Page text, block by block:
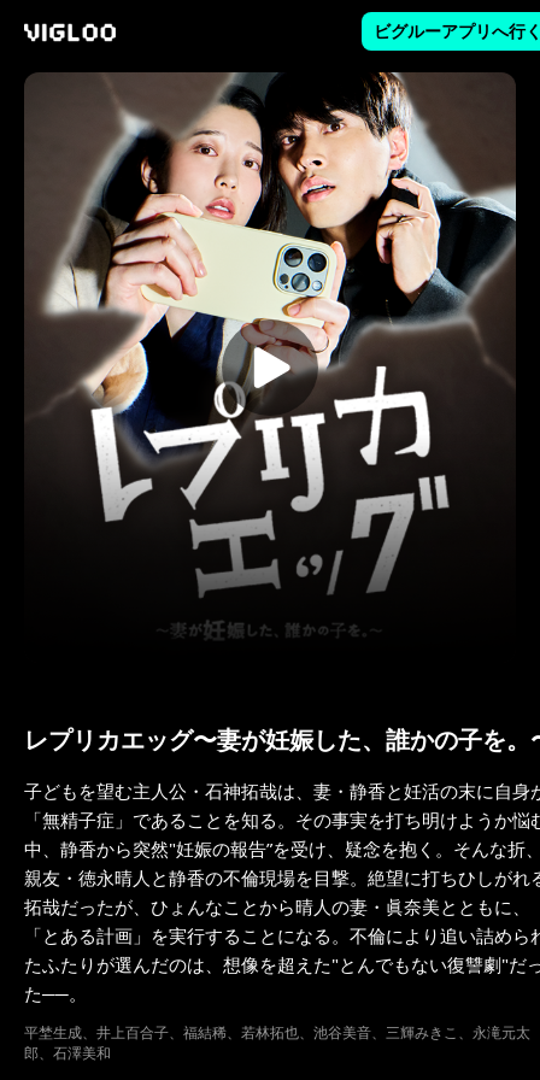
ビグルーアプリへ行
レプリカエッグ〜妻が妊娠した、誰かの子を。
子どもを望む主人公・石神拓哉は、妻・静香と妊活の末に自身
「無精子症」であることを知る。その事実を打ち明けようか悩
中、静香から突然"妊娠の報告”を受け、疑念を抱く。そんな折
親友・徳永晴人と静香の不倫現場を目撃。絶望に打ちひしがれ
拓哉だったが、ひょんなことから晴人の妻・眞奈美とともに、
「とある計画」を実行することになる。不倫により追い詰めら
たふたりが選んだのは、想像を超えた"とんでもない復讐劇"だ
た──。
平埜生成、井上百合子、福結稀、若林拓也、池谷美音、三輝みきこ、永滝元太
郎、石澤美和